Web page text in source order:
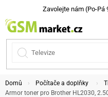
Zavolejte nám (Po-Pá
Domů Počítače a doplňky
Armor toner pro Brother HL2030,